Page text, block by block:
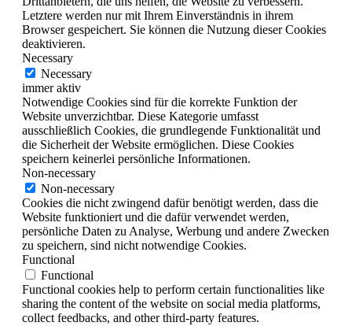
Letztere werden nur mit Ihrem Einverständnis in ihrem
Browser gespeichert. Sie können die Nutzung dieser Cookies
deaktivieren.
Necessary
Necessary
immer aktiv
Notwendige Cookies sind für die korrekte Funktion der
Website unverzichtbar. Diese Kategorie umfasst
ausschließlich Cookies, die grundlegende Funktionalität und
die Sicherheit der Website ermöglichen. Diese Cookies
speichern keinerlei persönliche Informationen.
Non-necessary
Non-necessary
Cookies die nicht zwingend dafür benötigt werden, dass die
Website funktioniert und die dafür verwendet werden,
persönliche Daten zu Analyse, Werbung und andere Zwecken
zu speichern, sind nicht notwendige Cookies.
Functional
Functional
Functional cookies help to perform certain functionalities like
sharing the content of the website on social media platforms,
collect feedbacks, and other third-party features.